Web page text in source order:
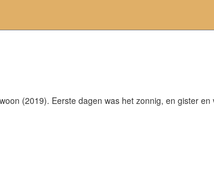
(2019). Eerste dagen was het zonnig, en gister